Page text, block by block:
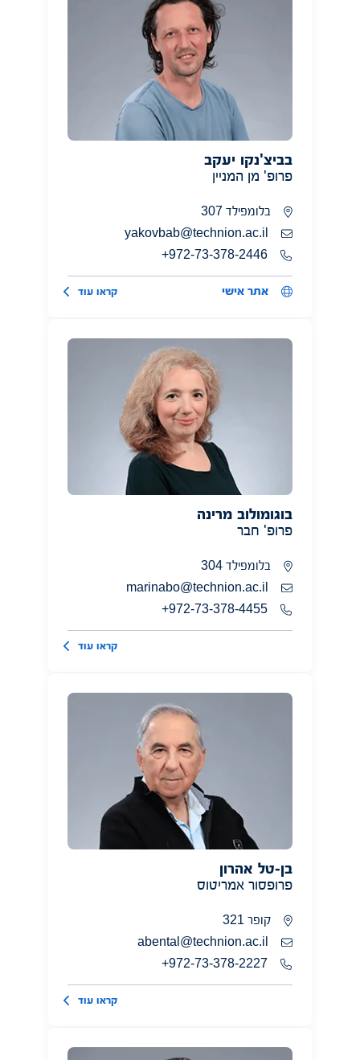
בביצ'נקו יעקב
פרופ' מן המניין
בלומפילד 307
אתר אישי קראו עוד
בוגומולוב מרינה
פרופ' חבר
בלומפילד 304
קראו עוד
בן-טל אהרון
פרופסור אמריטוס
קופר 321
קראו עוד